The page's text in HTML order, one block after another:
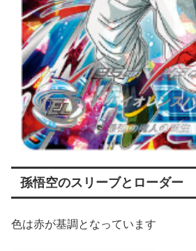
孫悟空のスリーブとローダー
色は赤が基調となっています